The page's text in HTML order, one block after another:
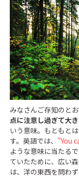
みなさんご存知のとお
点に注意し過ぎて大
いう意味。もともと
す。英語では、 ”You
ような意味に当たる
ていたために、広い
は、洋の東西を問わ